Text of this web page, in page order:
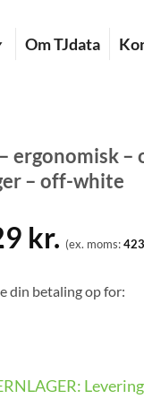
Om TJdata
ergonomisk –
– off-white
kr. (ex. moms:
din betaling op for: